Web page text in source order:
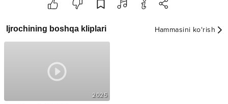
Ijrochining boshqa kliplari Hammasini ko‘rish
2025